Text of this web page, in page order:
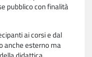
pubblico con finalità
ai corsi e dal
anche esterno ma